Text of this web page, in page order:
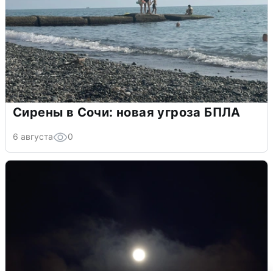
Сирены в Сочи: новая угроза БПЛА
6 августа 0